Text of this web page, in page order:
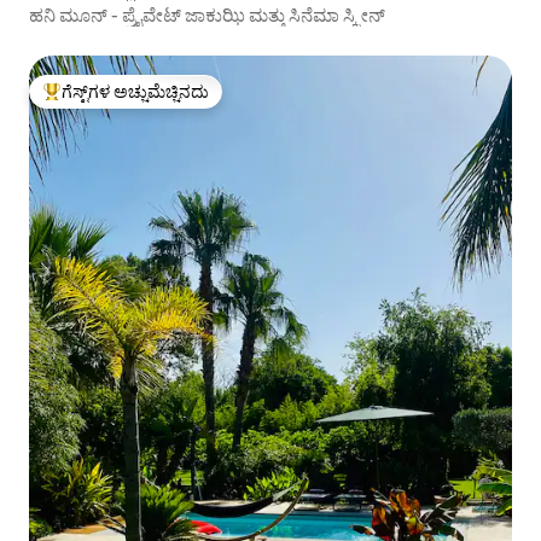
ಹನಿ ಮೂನ್ - ಪ್ರೈವೇಟ್ ಜಾಕುಝಿ ಮತ್ತು ಸಿನೆಮಾ ಸ್ಕ್ರೀನ್
ಗೆಸ್ಟ್‌ಗಳಿಗೆ ಅತಿ ಹೆಚ್ಚು ಅಚ್ಚುಮೆಚ್ಚಿನದು
ಗೆಸ್ಟ್‌ಗಳ ಅಚ್ಚುಮೆಚ್ಚಿನದು